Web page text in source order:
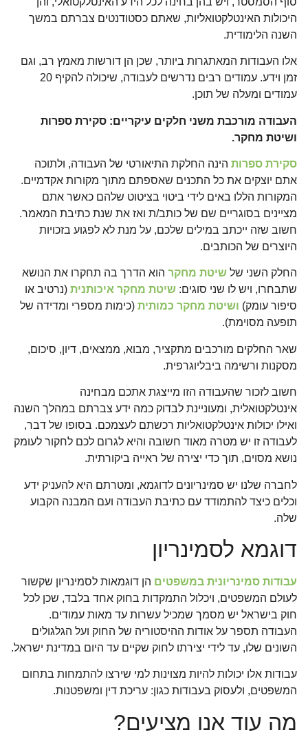
היכולות האינטלקטואליות, שאתם כסטודנטים צברתם במשך
השנה הלימודית.
אלו העבודות המאתגרות ביותר, שכן הן דורשות מאמץ רב, וגם
זמן וידע. עמודים רבים נדרשים לעבודה, שיכולה להקיף 20
עמודים ומעלה של תוכן.
העבודה מורכבת משני חלקים עיקריים: סקירת ספרות
ושיטת מחקר.
סקירת ספרות הינה החלקת התיאורטי של העבודה, ולתוכה
אתם יוצקים את כל התכנים שאספתם מתוך מקורות אקדמיים.
המקורות הללו באים לידי ביטוי בציטוט שלהם כאשר אתם
מציינים בסוגריים שם של כותב/ת ואז את שנת כתיבת המאמר.
חשוב שזה ייכתב במילים שלכם, על מנת לא לפגוע בזכויות
היוצרים של הכותבים.
החלק השני של שיטת מחקר הוא הדרך בה תחקרו את הנושא
שתבחרו, ויש לו שני סוגים: שיטת מחקר איכותנית (נרטיב או
סיפור עומק) ושיטת מחקר כמותית (כימות מספרי ומדידה של
תופעה מסוימת).
שאר החלקים מורכבים מתקציר, מבוא, ממצאים, דיון, סיכום,
מסקנות ורשימה ביבליוגרפית.
חשוב לזכור שהעבודה הזו מייצגת אתכם מבחינה
אינטלקטואלית, ומעוניינת לבדוק כמה ידע צברתם במהלך השנה
ואילו יכולות אינטלקטואליות רכשתם לעצמכם. בסופו של דבר,
לעבודה זו יש מטרה מאוד חשובה והיא לגרום לכם לחקור לעומק
נושא מסוים, תוך כדי יצירה של ראייה ביקורתית.
לחברה שלנו יש סמינריונים לדוגמא, ומטרתם היא להעניק ידע
וכלים כיצד להתמודד עם כתיבת העבודה ועם המבנה הקבוע
שלה.
דוגמא לסמינריון
עבודות סמינריונית במשפטים הן דוגמאות לסמינריון שקשור
לעולם המשפטים, ויכלול התמקדות בחוק אחד בלבד, שכן לכל
חוק בישראל יש מסמך שמכיל עשרות עד מאות עמודים.
העבודה תספר על אודות ההיסטוריה של החוק ועל הגלגולים
השונים שלו, עד לידי יצירתו לחוק שקיים עד היום במדינת ישראל.
עבודות אלו יכולות להיות מצוינות למי שירצו להתמחות בתחום
המשפטים, ולעסוק בעבודות כגון: עריכת דין ומשפטנות.
מה עוד אנו מציעים?